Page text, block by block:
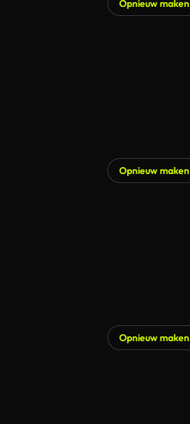
Opnieuw maken
Opnieuw maken
Opnieuw maken